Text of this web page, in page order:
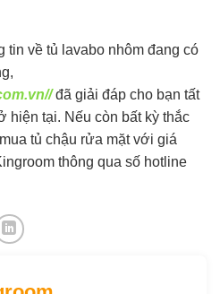
tin về tủ lavabo nhôm đang có
đã giải đáp cho bạn tất
hiện tại. Nếu còn bất kỳ thắc
tủ chậu rửa mặt với giá
thông qua số hotline